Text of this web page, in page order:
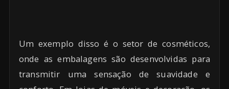
Um exemplo disso é o setor de cosméticos,
onde as embalagens são desenvolvidas para
transmitir uma sensação de suavidade e